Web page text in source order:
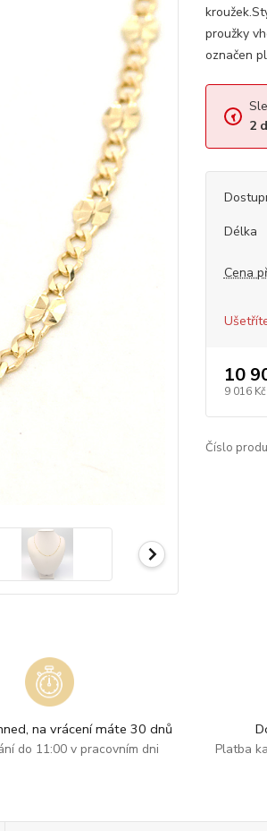
proužky
označen
2
Délka
Cena
10
9 016 Kč
Číslo
na vrácení máte 30 dnů
do 11:00 v pracovním dni Platba